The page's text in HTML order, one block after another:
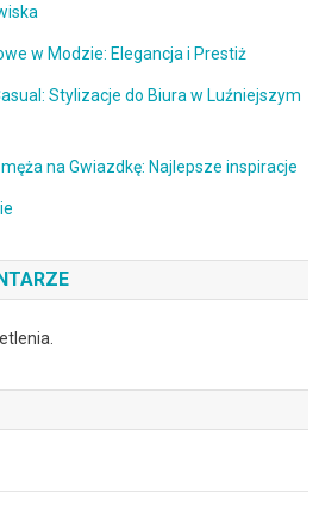
w Modzie: Elegancja i Prestiż
Stylizacje do Biura w Luźniejszym
na Gwiazdkę: Najlepsze inspiracje